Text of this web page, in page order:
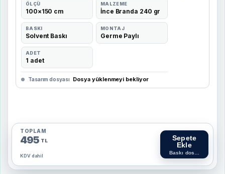
ÖLÇÜ
100×150 cm
MALZEME
İnce Branda 240 gr
BASKI
Solvent Baskı
MONTAJ
Germe Paylı
ADET
1 adet
Tasarım dosyası Dosya yüklenmeyi bekliyor
TOPLAM
495 TL
KDV dahil
Sepete
Ekle
Baskı dosyası